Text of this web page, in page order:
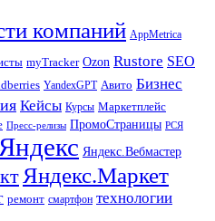
компаний AppMetrica
myTracker Ozon Rustore SEO
YandexGPT Авито Бизнес
Кейсы Курсы Маркетплейс
Пресс-релизы ПромоСтраницы РСЯ
Яндекс Яндекс.Вебмастер
Яндекс.Маркет
ремонт смартфон технологии